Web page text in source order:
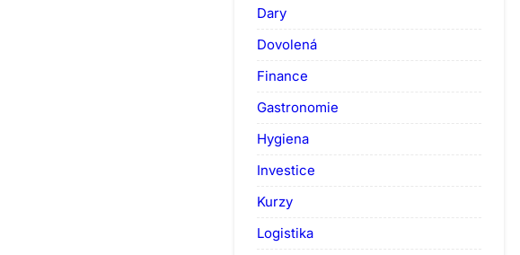
Dary
Dovolená
Finance
Gastronomie
Hygiena
Investice
Kurzy
Logistika